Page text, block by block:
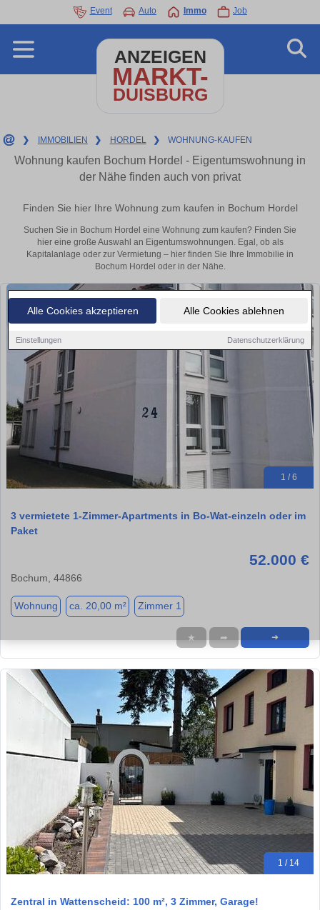
Alle Cookies akzeptieren Alle Cookies ablehnen
Einstellungen Datenschutzerklärung
Event Auto Immo Job
ANZEIGEN
MARKT-
DUISBURG
❯ IMMOBILIEN ❯ HORDEL ❯ WOHNUNG-KAUFEN
Wohnung kaufen Bochum Hordel - Eigentumswohnung in
der Nähe finden auch von privat
Finden Sie hier Ihre Wohnung zum kaufen in Bochum Hordel
Suchen Sie in Bochum Hordel eine Wohnung zum kaufen? Finden Sie
hier eine große Auswahl an Eigentumswohnungen. Egal, ob als
Kapitalanlage oder zur Vermietung – hier finden Sie Ihre Immobilie in
Bochum Hordel oder in der Nähe.
1 / 6
3 vermietete 1-Zimmer-Apartments in Bo-Wat-einzeln oder im
Paket
52.000 €
Bochum, 44866
Wohnung ca. 20,00 m² Zimmer 1
★ ➦ ➜
1 / 14
Zentral in Wattenscheid: 100 m², 3 Zimmer, Garage!